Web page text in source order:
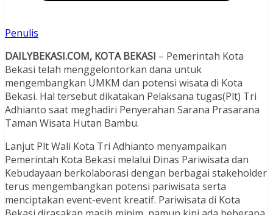
Penulis
DAILYBEKASI.COM, KOTA BEKASI – Pemerintah Kota
Bekasi telah menggelontorkan dana untuk
mengembangkan UMKM dan potensi wisata di Kota
Bekasi. Hal tersebut dikatakan Pelaksana tugas(Plt) Tri
Adhianto saat meghadiri Penyerahan Sarana Prasarana
Taman Wisata Hutan Bambu.
Lanjut Plt Wali Kota Tri Adhianto menyampaikan
Pemerintah Kota Bekasi melalui Dinas Pariwisata dan
Kebudayaan berkolaborasi dengan berbagai stakeholder
terus mengembangkan potensi pariwisata serta
menciptakan event-event kreatif. Pariwisata di Kota